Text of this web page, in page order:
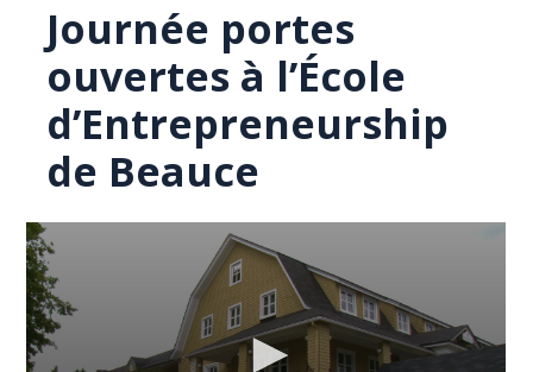
Journée portes
ouvertes à l’École
d’Entrepreneurship
de Beauce